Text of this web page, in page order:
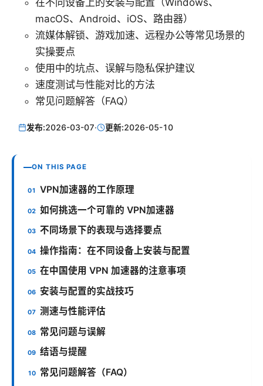
macOS、Android、iOS、路由器）
流媒体解锁、游戏加速、远程办公等常见场景的
实操要点
使用中的坑点、误解与隐私保护建议
速度测试与性能对比的方法
常见问题解答（FAQ）
发布:2026-03-07· 更新:2026-05-10
ON THIS PAGE
VPN加速器的工作原理
如何挑选一个可靠的 VPN加速器
不同场景下的表现与选择要点
操作指南：在不同设备上安装与配置
在中国使用 VPN 加速器的注意事项
安装与配置的实战技巧
测速与性能评估
常见问题与误解
结语与提醒
常见问题解答（FAQ）